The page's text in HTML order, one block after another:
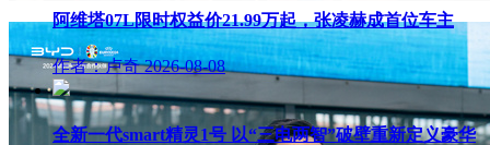
阿维塔07L限时权益价21.99万起，张凌赫成首位车主
作者：卢奇 2026-08-08
全新一代smart精灵1号 以“三电两智”破壁重新定义豪华